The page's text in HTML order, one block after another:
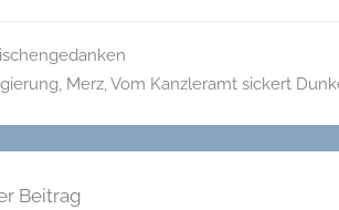
, Merz,Vom Kanzleramt sickert
Beitrag